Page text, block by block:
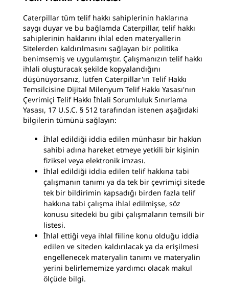
Caterpillar tüm telif hakkı sahiplerinin haklarına
saygı duyar ve bu bağlamda Caterpillar, telif hakkı
sahiplerinin haklarını ihlal eden materyallerin
Sitelerden kaldırılmasını sağlayan bir politika
benimsemiş ve uygulamıştır. Çalışmanızın telif hakkı
ihlali oluşturacak şekilde kopyalandığını
düşünüyorsanız, lütfen Caterpillar'ın Telif Hakkı
Temsilcisine Dijital Milenyum Telif Hakkı Yasası'nın
Çevrimiçi Telif Hakkı İhlali Sorumluluk Sınırlama
Yasası, 17 U.S.C. § 512 tarafından istenen aşağıdaki
bilgilerin tümünü sağlayın:
İhlal edildiği iddia edilen münhasır bir hakkın
sahibi adına hareket etmeye yetkili bir kişinin
fiziksel veya elektronik imzası.
İhlal edildiği iddia edilen telif hakkına tabi
çalışmanın tanımı ya da tek bir çevrimiçi sitede
tek bir bildirimin kapsadığı birden fazla telif
hakkına tabi çalışma ihlal edilmişse, söz
konusu sitedeki bu gibi çalışmaların temsili bir
listesi.
İhlal ettiği veya ihlal fiiline konu olduğu iddia
edilen ve siteden kaldırılacak ya da erişilmesi
engellenecek materyalin tanımı ve materyalin
yerini belirlememize yardımcı olacak makul
ölçüde bilgi.